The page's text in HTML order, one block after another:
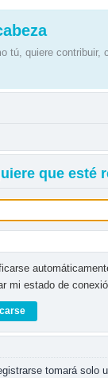
tú, quiere
que esté
mi estado de
tomará